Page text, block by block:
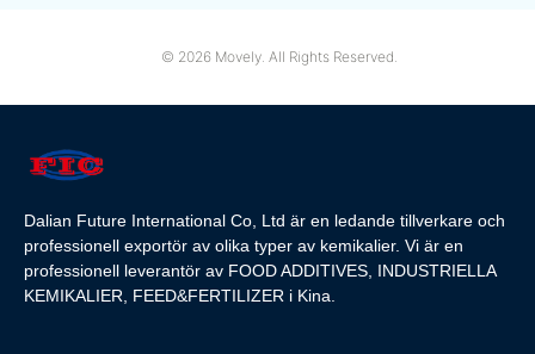
© 2026 Movely. All Rights Reserved.
Dalian Future International Co, Ltd är en ledande tillverkare och
professionell exportör av olika typer av kemikalier. Vi är en
professionell leverantör av FOOD ADDITIVES, INDUSTRIELLA
KEMIKALIER, FEED&FERTILIZER i Kina.